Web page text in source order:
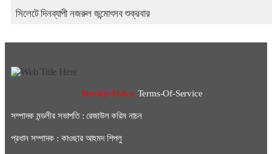
সিলেটে দিনব্যাপী নজরুল জন্মোৎসব শুক্রবার
Privacy-Policy Terms-Of-Service
সম্পাদক মন্ডলীর সভাপতি : রেজাউল করিম নাচন
প্রধান সম্পাদক : কাওছার আহমদ শিপলু